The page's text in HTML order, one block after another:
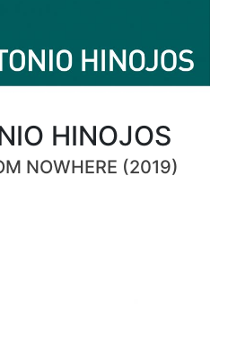
HINOJOS
NOWHERE (2019)